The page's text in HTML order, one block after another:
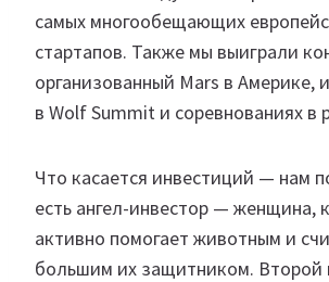
самых многообещающих
стартапов. Также мы выиграли
организованный Mars в Америке,
в Wolf Summit и соревнованиях в
Что касается инвестиций — нам
есть ангел-инвестор — женщина,
активно помогает животным и
большим их защитником. Второй